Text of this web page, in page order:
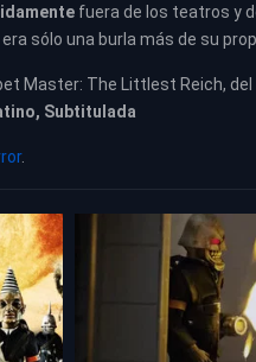
fuera de los teatros y
sólo una burla más de su
Master: The Littlest Reich, del
Subtitulada
.